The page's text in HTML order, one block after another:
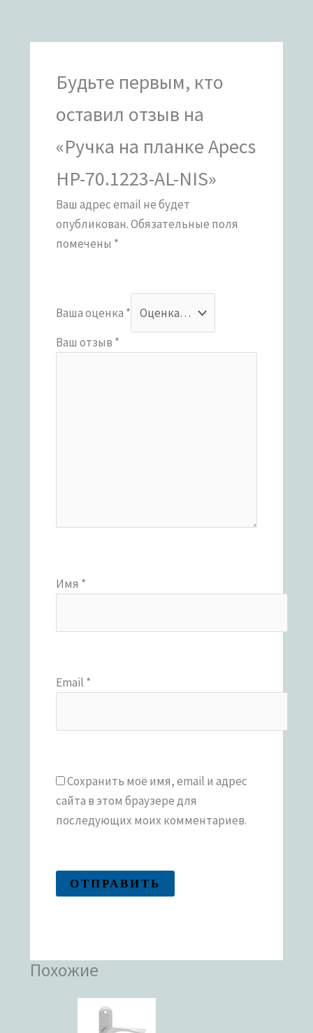
Будьте первым, кто
оставил отзыв на
«Ручка на планке Apecs
HP-70.1223-AL-NIS»
Ваш адрес email не будет
опубликован.Обязательные поля
помечены *
Ваша оценка *
Ваш отзыв *
Имя *
Email *
Сохранить моё имя, email и адрес
сайта в этом браузере для
последующих моих комментариев.
Похожие